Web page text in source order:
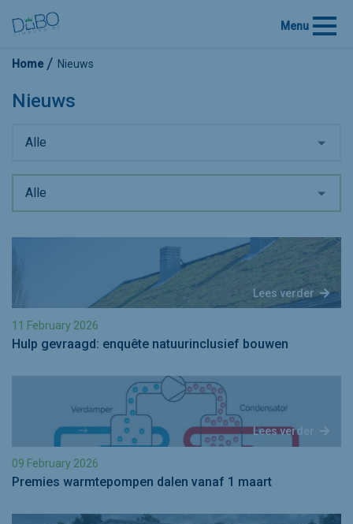
Menu
Home Nieuws
Nieuws
Alle
Alle
Lees verder
11 February 2026
Hulp gevraagd: enquête natuurinclusief bouwen
Lees verder
09 February 2026
Premies warmtepompen dalen vanaf 1 maart